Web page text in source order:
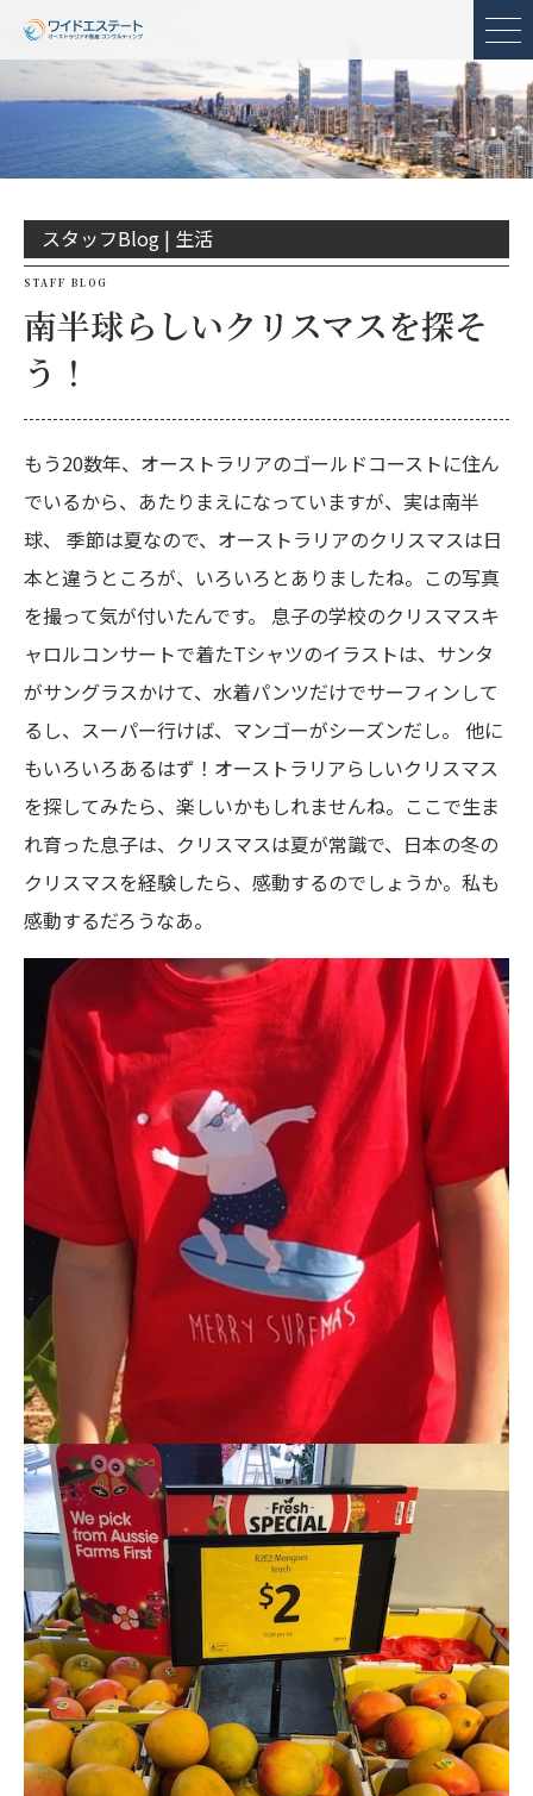
メ
スタッフBlog | 生活
STAFF BLOG
南半球らしいクリスマスを探そ
う！
もう20数年、オーストラリアのゴールドコーストに住ん
でいるから、あたりまえになっていますが、実は南半
球、 季節は夏なので、オーストラリアのクリスマスは日
本と違うところが、いろいろとありましたね。この写真
を撮って気が付いたんです。 息子の学校のクリスマスキ
ャロルコンサートで着たTシャツのイラストは、サンタ
がサングラスかけて、水着パンツだけでサーフィンして
るし、スーパー行けば、マンゴーがシーズンだし。 他に
もいろいろあるはず！オーストラリアらしいクリスマス
を探してみたら、楽しいかもしれませんね。ここで生ま
れ育った息子は、クリスマスは夏が常識で、日本の冬の
クリスマスを経験したら、感動するのでしょうか。私も
感動するだろうなあ。